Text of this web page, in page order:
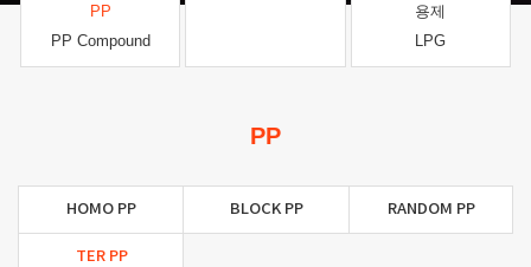
PP
PP Compound
용제
LPG
PP
HOMO PP BLOCK PP RANDOM PP
TER PP